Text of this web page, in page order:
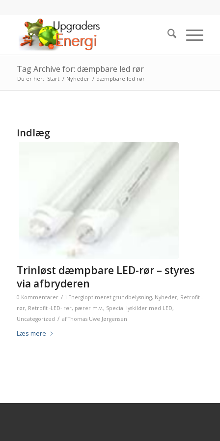
Tag Archive for: dæmpbare led rør
Du er her: Start / Nyheder / dæmpbare led rør
Indlæg
Trinløst dæmpbare LED-rør – styres
via afbryderen
0 Kommentarer / i Energioptimeret grundbelysning, Nyheder, Retrofit -
rør, Retrofit -LED- rør, pærer m.v., Special lyskilder med LED,
Uncategorized / afThomas Uwe Jørgensen
Læs mere